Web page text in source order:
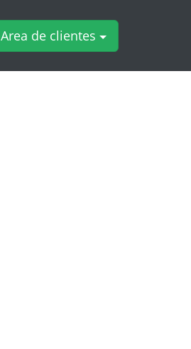
Area de clientes